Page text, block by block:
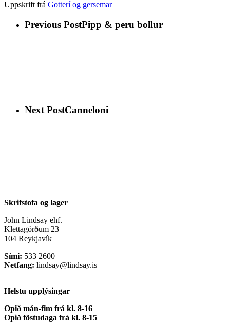
Uppskrift frá Gotterí og gersemar
Previous PostPipp & peru bollur
Next PostCanneloni
Skrifstofa og lager
John Lindsay ehf.
Klettagörðum 23
104 Reykjavík
Sími: 533 2600
Netfang: lindsay@lindsay.is
Helstu upplýsingar
Opið mán-fim frá kl. 8-16
Opið föstudaga frá kl. 8-15